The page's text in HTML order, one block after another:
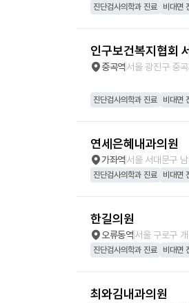
진단검사의학과 진료 비대면
인구보건복지협회
중곡역서울 광진구 중
진단검사의학과 진료 비대면
연세은혜내과의원
가좌역서울 서대문구
진단검사의학과 진료 비대면
한길의원
오류동역서울 구로구
진단검사의학과 진료 비대면
최와김내과의원